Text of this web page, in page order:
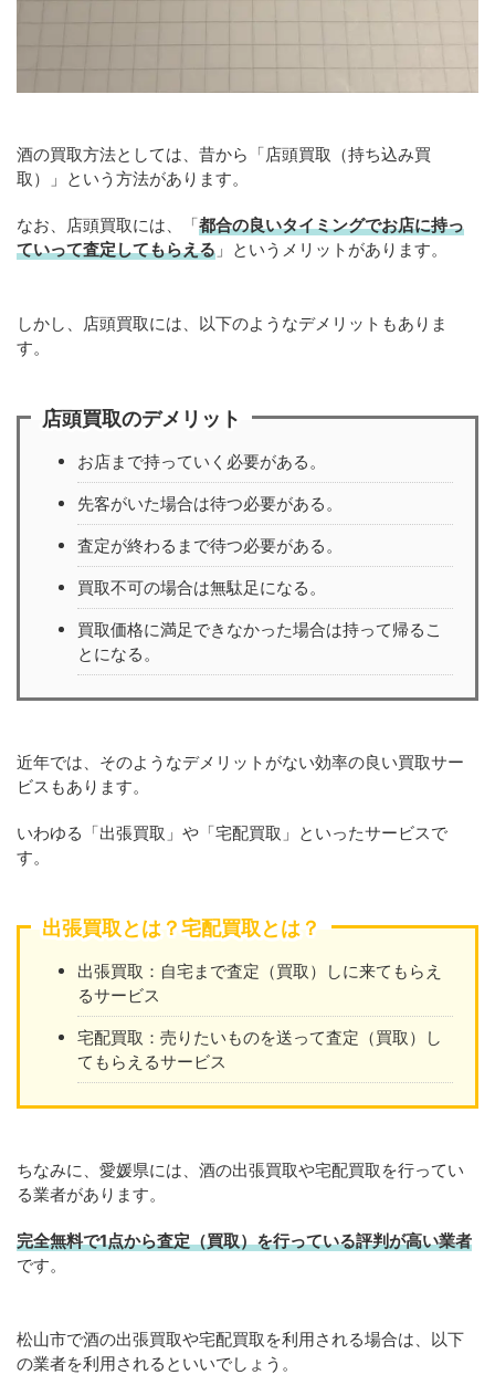
酒の買取方法としては、昔から「店頭買取（持ち込み買
取）」という方法があります。
なお、店頭買取には、「都合の良いタイミングでお店に持っ
ていって査定してもらえる 」というメリットがあります。
しかし、店頭買取には、以下のようなデメリットもありま
す。
店頭買取のデメリット
お店まで持っていく必要がある。
先客がいた場合は待つ必要がある。
査定が終わるまで待つ必要がある。
買取不可の場合は無駄足になる。
買取価格に満足できなかった場合は持って帰るこ
とになる。
近年では、そのようなデメリットがない効率の良い買取サー
ビスもあります。
いわゆる「出張買取」や「宅配買取」といったサービスで
す。
出張買取とは？宅配買取とは？
出張買取：自宅まで査定（買取）しに来てもらえ
るサービス
宅配買取：売りたいものを送って査定（買取）し
てもらえるサービス
ちなみに、愛媛県には、酒の出張買取や宅配買取を行ってい
る業者があります。
完全無料で1点から査定（買取）を行っている評判が高い業者
です。
松山市で酒の出張買取や宅配買取を利用される場合は、以下
の業者を利用されるといいでしょう。